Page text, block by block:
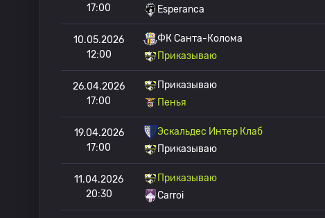
17:00
Esperanca
10.05.2026
12:00
ФК Санта-Колома
Приказываю
26.04.2026
17:00
Приказываю
Пенья
19.04.2026
17:00
Эскальдес Интер Клаб
Приказываю
11.04.2026
20:30
Приказываю
Carroi